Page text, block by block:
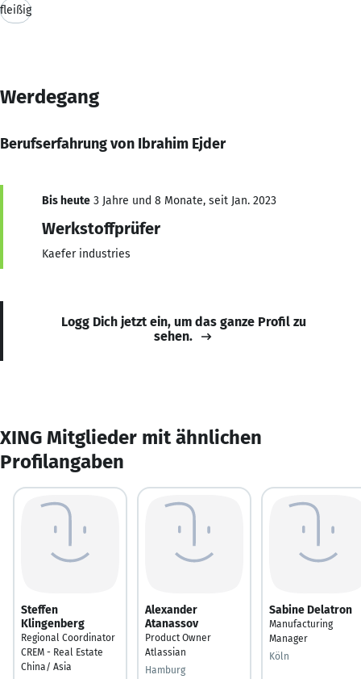
fleißig
Werdegang
Berufserfahrung von Ibrahim Ejder
Bis heute 3 Jahre und 8 Monate, seit Jan. 2023
Werkstoffprüfer
Kaefer industries
Logg Dich jetzt ein, um das ganze Profil zu
sehen.
XING Mitglieder mit ähnlichen
Profilangaben
Steffen
Klingenberg
Regional Coordinator
CREM - Real Estate
China/ Asia
Alexander
Atanassov
Product Owner
Atlassian
Hamburg
Sabine Delatron
Manufacturing
Manager
Köln